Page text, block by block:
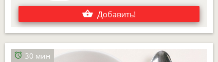
Добавить!
30 мин